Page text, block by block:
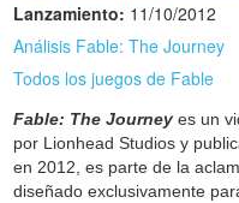
Lanzamiento: 11/10/2012
Análisis Fable: The Journey
Todos los juegos de Fable
Fable: The Journey es un
por Lionhead Studios y
en 2012, es parte de la
diseñado exclusivamente